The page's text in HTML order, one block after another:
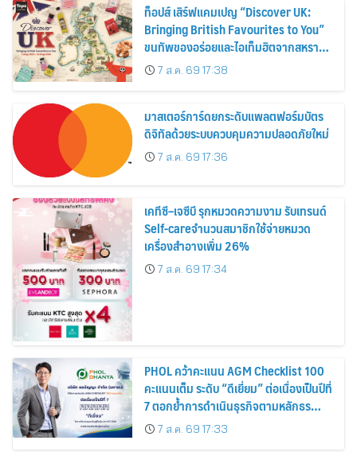
ท็อปส์ เสิร์ฟแคมเปญ “Discover UK:
Bringing British Favourites to You”
ขนทัพของอร่อยและไอเท็มฮิตจากสหราช
อาณาจักร ส่งตรงถึงมือตั้งแต่วันนี้ – 18
สิงหาคมนี้
7 ส.ค. 69 17:38
มาสเตอร์การ์ดยกระดับแพลตฟอร์มบัตร
ดิจิทัลด้วยระบบควบคุมความปลอดภัยใหม่
7 ส.ค. 69 17:36
เคทีซี–เจซีบี รุกหมวดความงาม รับเทรนด์
Self-careจำนวนสมาชิกใช้จ่ายหมวด
เครื่องสำอางเพิ่ม 26%
7 ส.ค. 69 17:34
PHOL คว้าคะแนน AGM Checklist 100
คะแนนเต็ม ระดับ “ดีเยี่ยม” ต่อเนื่องเป็นปีที่
7 ตอกย้ำการดำเนินธุรกิจตามหลักธร
รมาภิบาล โปร่งใส สร้างความเชื่อมั่นผู้ถือ
หุ้น
7 ส.ค. 69 17:33